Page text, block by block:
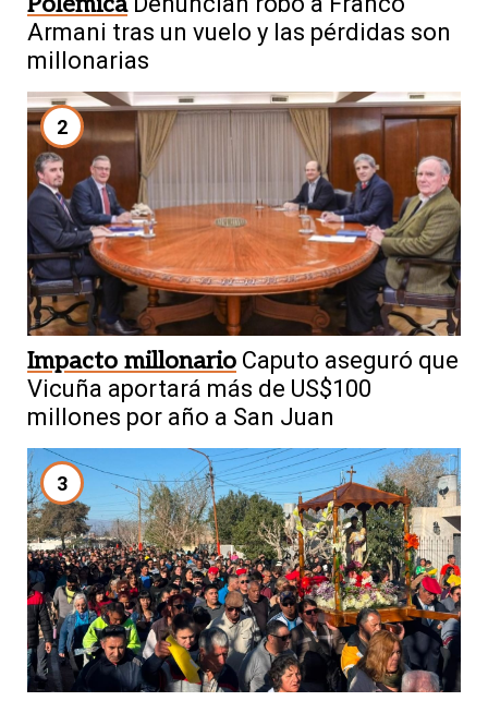
Armani tras un vuelo y las pérdidas son
millonarias
2
Impacto millonario Caputo aseguró que
Vicuña aportará más de US$100
millones por año a San Juan
3